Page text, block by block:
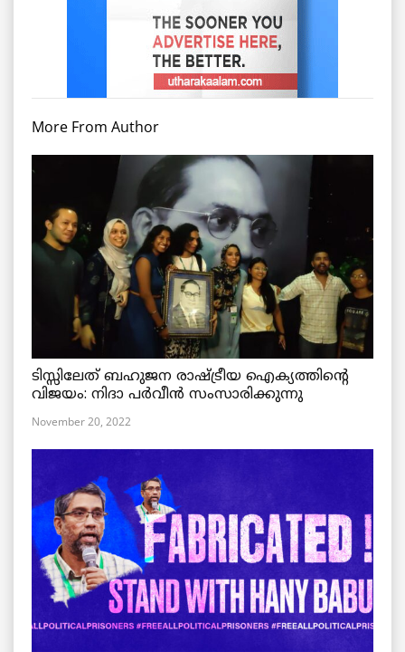
More From Author
ടിസ്സിലേത് ബഹുജന രാഷ്ട്രീയ ഐക്യത്തിന്റെ
വിജയം: നിദാ പർവീൻ സംസാരിക്കുന്നു
November 20, 2022